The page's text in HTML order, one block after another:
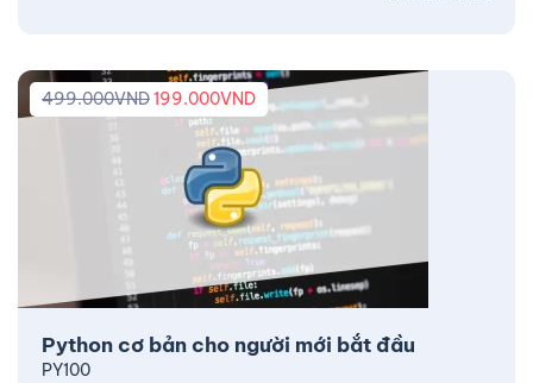
Python cơ bản cho người mới bắt đầu
499.000VND199.000VND
PY100